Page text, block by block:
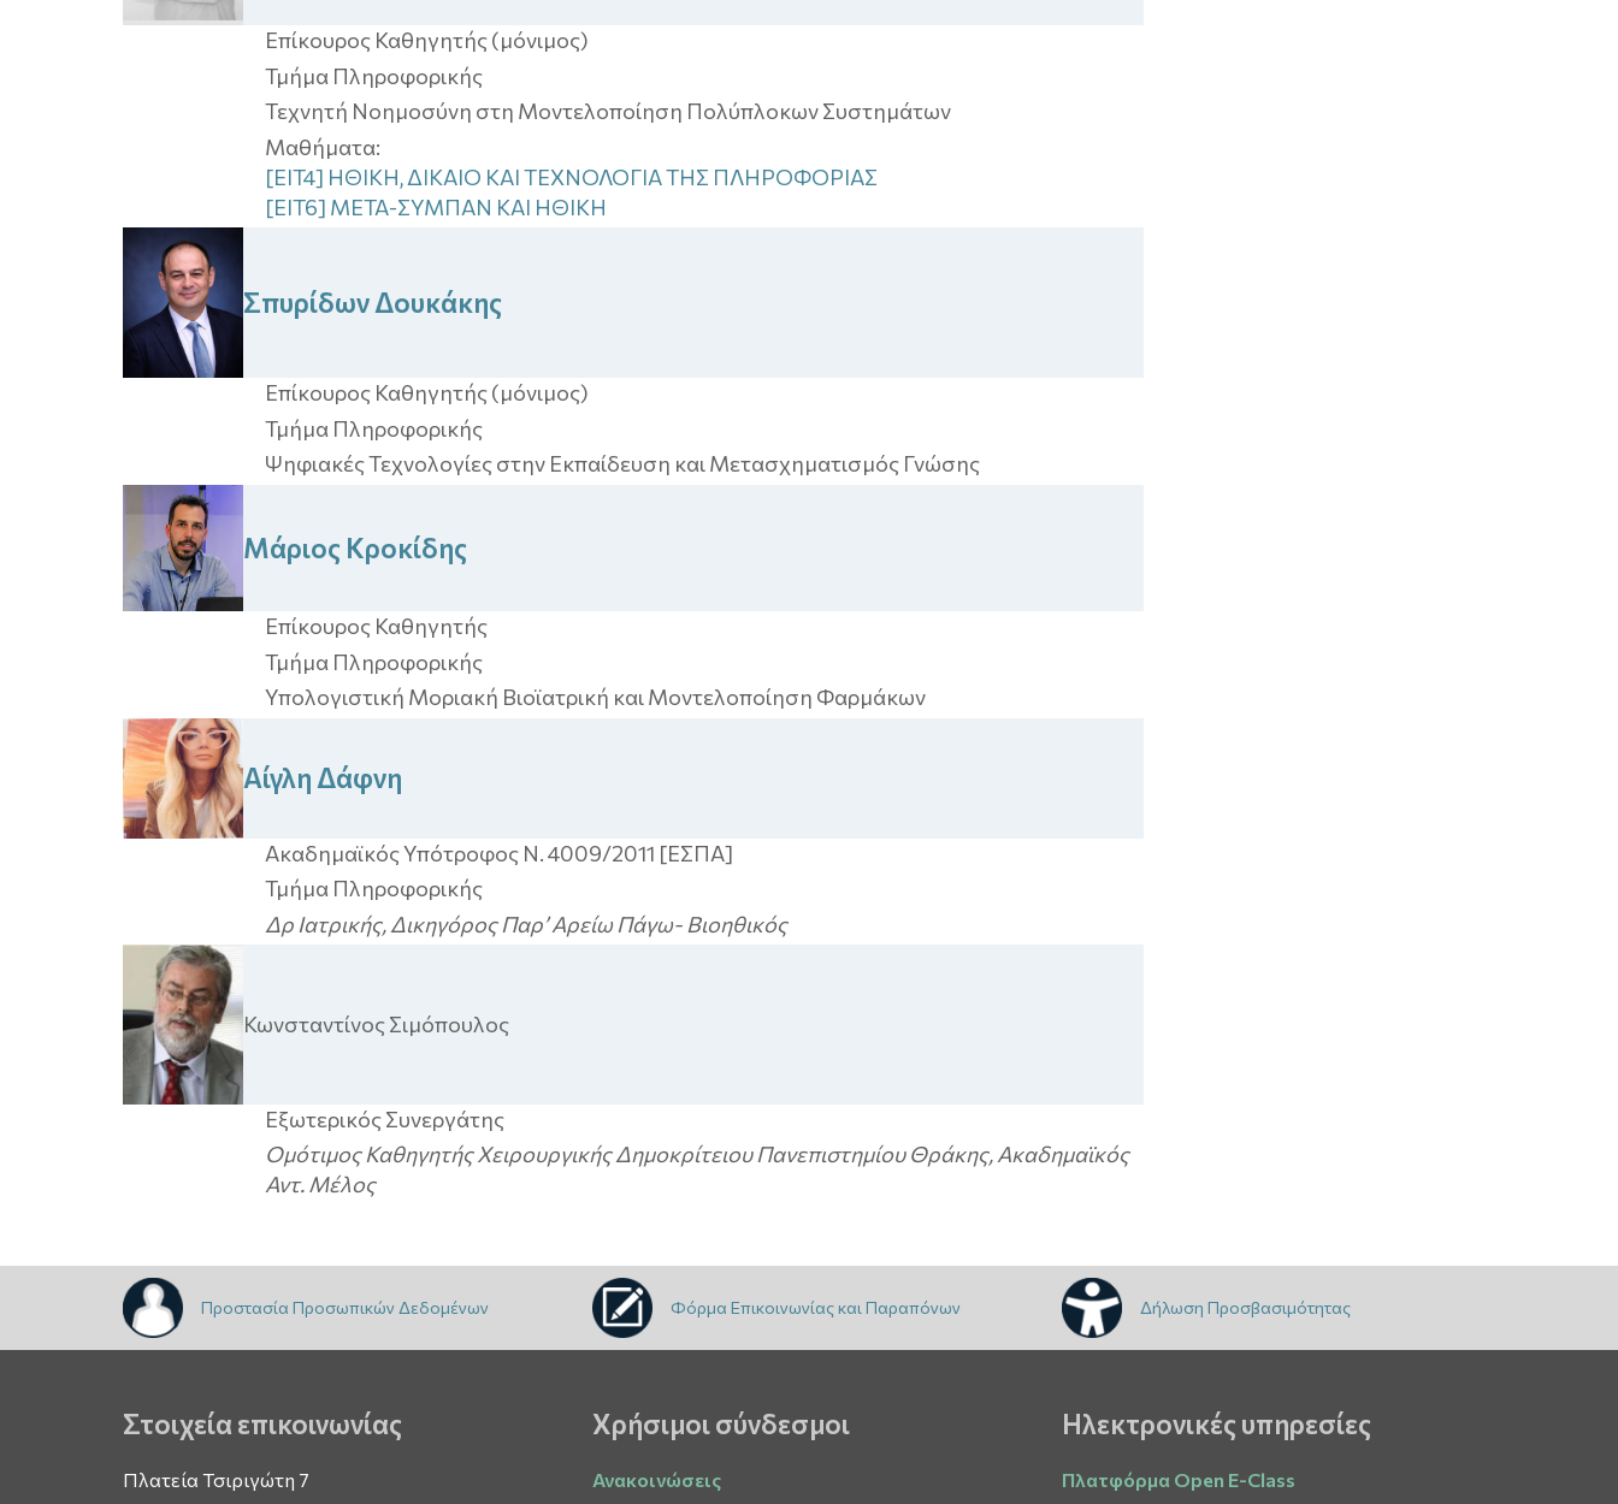
Επίκουρος Καθηγητής (μόνιμος)
Τμήμα Πληροφορικής
Τεχνητή Νοημοσύνη στη Μοντελοποίηση Πολύπλοκων Συστημάτων
Μαθήματα:
[EIT4] ΗΘΙΚΗ, ΔΙΚΑΙΟ ΚΑΙ ΤΕΧΝΟΛΟΓΙΑ ΤΗΣ ΠΛΗΡΟΦΟΡΙΑΣ
[EIT6] ΜΕΤΑ-ΣΥΜΠΑΝ ΚΑΙ ΗΘΙΚΗ
ΣπυρίδωνΔουκάκης
Επίκουρος Καθηγητής (μόνιμος)
Τμήμα Πληροφορικής
Ψηφιακές Τεχνολογίες στην Εκπαίδευση και Μετασχηματισμός Γνώσης
Μάριος Κροκίδης
Επίκουρος Καθηγητής
Τμήμα Πληροφορικής
Υπολογιστική Μοριακή Βιοϊατρική και Μοντελοποίηση Φαρμάκων
Αίγλη Δάφνη
Ακαδημαϊκός Υπότροφος Ν. 4009/2011 [ΕΣΠΑ]
Τμήμα Πληροφορικής
Δρ Ιατρικής, Δικηγόρος Παρ’ Αρείω Πάγω- Βιοηθικός
ΚωνσταντίνοςΣιμόπουλος
Εξωτερικός Συνεργάτης
Ομότιμος Καθηγητής Χειρουργικής Δημοκρίτειου Πανεπιστημίου Θράκης, Ακαδημαϊκός
Αντ. Μέλος
Προστασία Προσωπικών Δεδομένων Φόρμα Επικοινωνίας και Παραπόνων Δήλωση Προσβασιμότητας
Στοιχεία επικοινωνίας
Πλατεία Τσιριγώτη 7
Χρήσιμοι σύνδεσμοι
Ανακοινώσεις
Ηλεκτρονικές υπηρεσίες
Πλατφόρμα Open E-Class